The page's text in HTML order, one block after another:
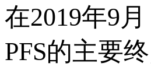
在2019年9
PFS的主要终